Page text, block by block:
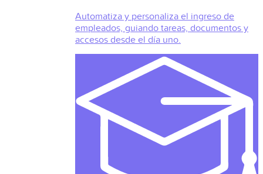
Automatiza y personaliza el ingreso de
empleados, guiando tareas, documentos y
accesos desde el día uno.